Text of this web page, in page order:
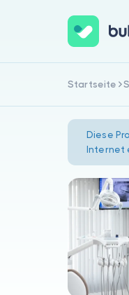
Startseite
Diese
Internet